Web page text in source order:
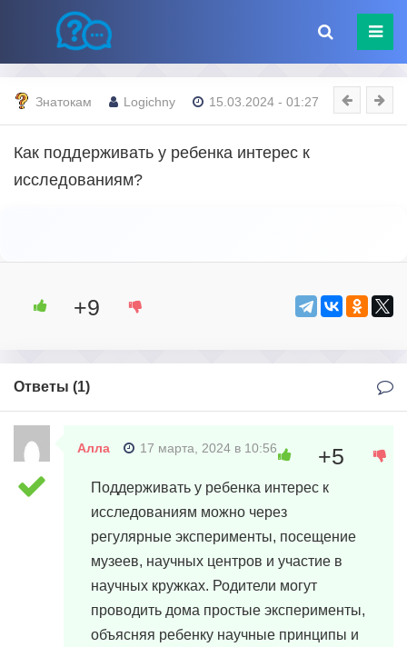
Знатокам Logichny 15.03.2024 - 01:27
Как поддерживать у ребенка интерес к
исследованиям?
+9
Ответы (1)
Алла 17 марта, 2024 в 10:56
Поддерживать у ребенка интерес к
исследованиям можно через
регулярные эксперименты, посещение
музеев, научных центров и участие в
научных кружках. Родители могут
проводить дома простые эксперименты,
объясняя ребенку научные принципы и
+5